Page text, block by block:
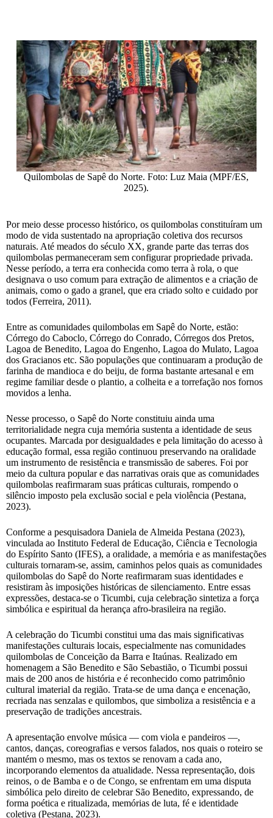
Quilombolas de Sapê do Norte. Foto: Luz Maia (MPF/ES,
2025).
Por meio desse processo histórico, os quilombolas constituíram um
modo de vida sustentado na apropriação coletiva dos recursos
naturais. Até meados do século XX, grande parte das terras dos
quilombolas permaneceram sem configurar propriedade privada.
Nesse período, a terra era conhecida como terra à rola, o que
designava o uso comum para extração de alimentos e a criação de
animais, como o gado a granel, que era criado solto e cuidado por
todos (Ferreira, 2011).
Entre as comunidades quilombolas em Sapê do Norte, estão:
Córrego do Caboclo, Córrego do Conrado, Córregos dos Pretos,
Lagoa de Benedito, Lagoa do Engenho, Lagoa do Mulato, Lagoa
dos Gracianos etc. São populações que continuaram a produção de
farinha de mandioca e do beiju, de forma bastante artesanal e em
regime familiar desde o plantio, a colheita e a torrefação nos fornos
movidos a lenha.
Nesse processo, o Sapê do Norte constituiu ainda uma
territorialidade negra cuja memória sustenta a identidade de seus
ocupantes. Marcada por desigualdades e pela limitação do acesso à
educação formal, essa região continuou preservando na oralidade
um instrumento de resistência e transmissão de saberes. Foi por
meio da cultura popular e das narrativas orais que as comunidades
quilombolas reafirmaram suas práticas culturais, rompendo o
silêncio imposto pela exclusão social e pela violência (Pestana,
2023).
Conforme a pesquisadora Daniela de Almeida Pestana (2023),
vinculada ao Instituto Federal de Educação, Ciência e Tecnologia
do Espírito Santo (IFES), a oralidade, a memória e as manifestações
culturais tornaram-se, assim, caminhos pelos quais as comunidades
quilombolas do Sapê do Norte reafirmaram suas identidades e
resistiram às imposições históricas de silenciamento. Entre essas
expressões, destaca-se o Ticumbi, cuja celebração sintetiza a força
simbólica e espiritual da herança afro-brasileira na região.
A celebração do Ticumbi constitui uma das mais significativas
manifestações culturais locais, especialmente nas comunidades
quilombolas de Conceição da Barra e Itaúnas. Realizado em
homenagem a São Benedito e São Sebastião, o Ticumbi possui
mais de 200 anos de história e é reconhecido como patrimônio
cultural imaterial da região. Trata-se de uma dança e encenação,
recriada nas senzalas e quilombos, que simboliza a resistência e a
preservação de tradições ancestrais.
A apresentação envolve música — com viola e pandeiros —,
cantos, danças, coreografias e versos falados, nos quais o roteiro se
mantém o mesmo, mas os textos se renovam a cada ano,
incorporando elementos da atualidade. Nessa representação, dois
reinos, o de Bamba e o de Congo, se enfrentam em uma disputa
simbólica pelo direito de celebrar São Benedito, expressando, de
forma poética e ritualizada, memórias de luta, fé e identidade
coletiva (Pestana, 2023).